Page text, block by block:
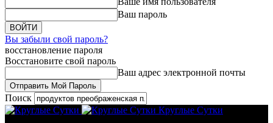
Ваш пароль
Вы забыли свой пароль?
восстановление пароля
Восстановите свой пароль
Ваш адрес электронной почты
Поиск
Круглые Сутки